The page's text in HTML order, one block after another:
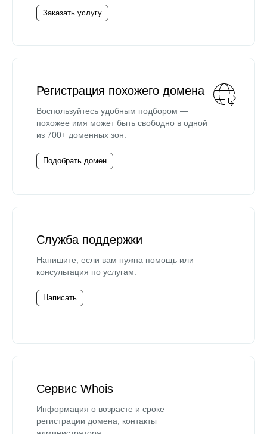
Заказать услугу
Регистрация похожего домена
Воспользуйтесь удобным подбором —
похожее имя может быть свободно в одной
из 700+ доменных зон.
Подобрать домен
Служба поддержки
Напишите, если вам нужна помощь или
консультация по услугам.
Написать
Сервис Whois
Информация о возрасте и сроке
регистрации домена, контакты